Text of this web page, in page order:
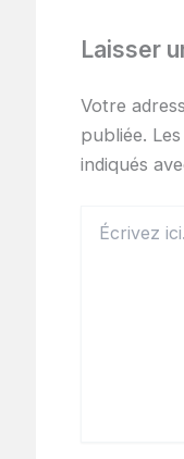
Laisser
Votre
publiée.
indiqués
ici…